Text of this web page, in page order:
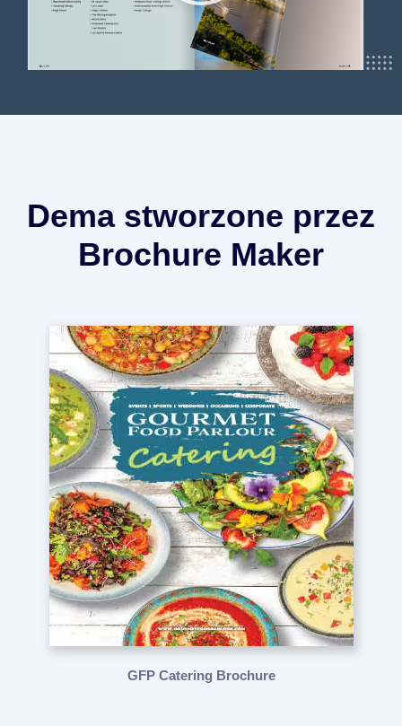
Dema stworzone przez
Brochure Maker
GFP Catering Brochure